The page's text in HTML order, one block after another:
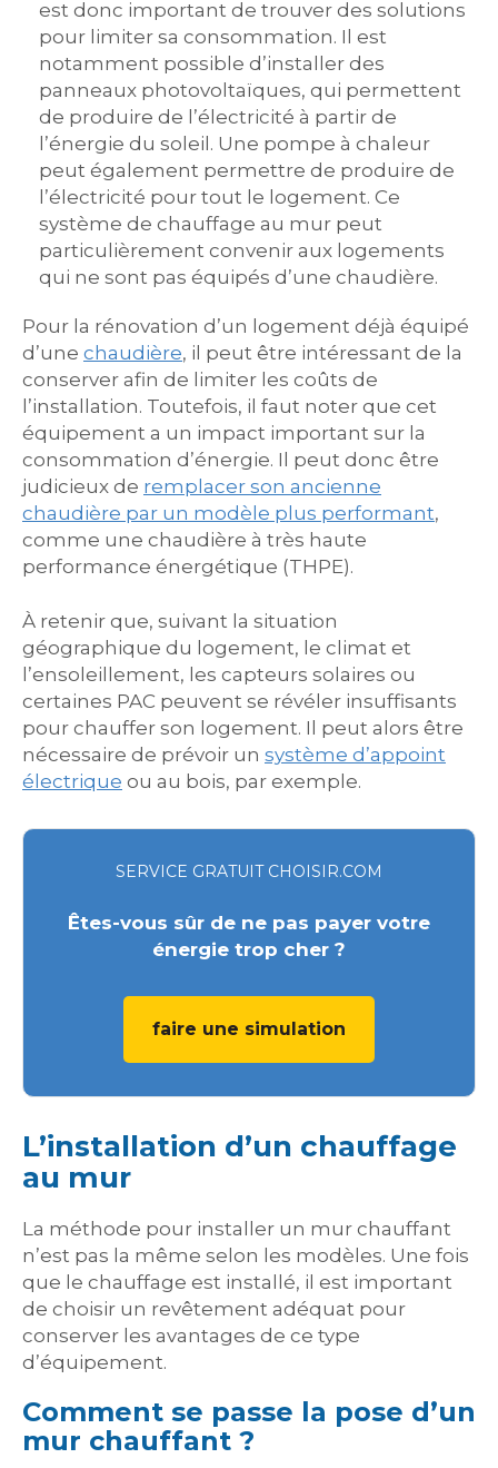
est donc important de trouver des solutions
pour limiter sa consommation. Il est
notamment possible d’installer des
panneaux photovoltaïques, qui permettent
de produire de l’électricité à partir de
l’énergie du soleil. Une pompe à chaleur
peut également permettre de produire de
l’électricité pour tout le logement. Ce
système de chauffage au mur peut
particulièrement convenir aux logements
qui ne sont pas équipés d’une chaudière.
Pour la rénovation d’un logement déjà équipé
d’une chaudière, il peut être intéressant de la
conserver afin de limiter les coûts de
l’installation. Toutefois, il faut noter que cet
équipement a un impact important sur la
consommation d’énergie. Il peut donc être
judicieux de remplacer son ancienne
chaudière par un modèle plus performant,
comme une chaudière à très haute
performance énergétique (THPE).
À retenir que, suivant la situation
géographique du logement, le climat et
l’ensoleillement, les capteurs solaires ou
certaines PAC peuvent se révéler insuffisants
pour chauffer son logement. Il peut alors être
nécessaire de prévoir un système d’appoint
électrique ou au bois, par exemple.
SERVICE GRATUIT CHOISIR.COM
Êtes-vous sûr de ne pas payer votre
énergie trop cher ?
faire une simulation
L’installation d’un chauffage
au mur
La méthode pour installer un mur chauffant
n’est pas la même selon les modèles. Une fois
que le chauffage est installé, il est important
de choisir un revêtement adéquat pour
conserver les avantages de ce type
d’équipement.
Comment se passe la pose d’un
mur chauffant ?